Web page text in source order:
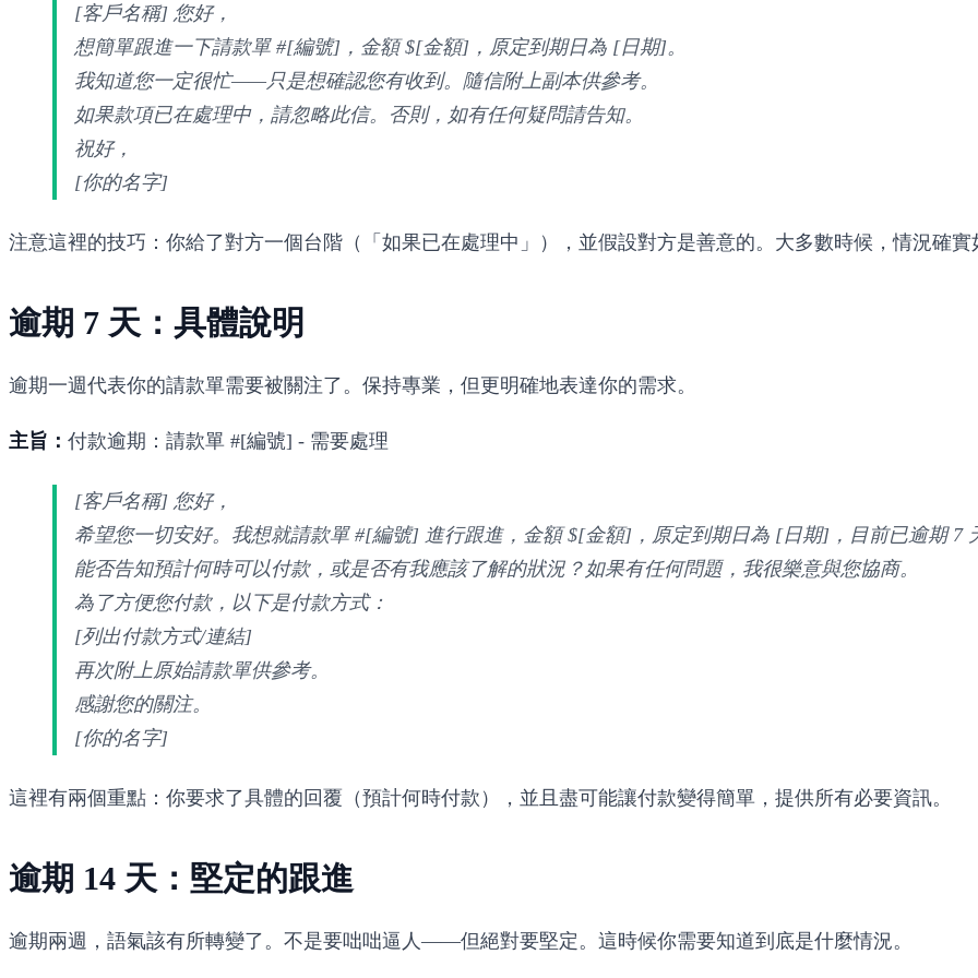
[客戶名稱] 您好，
想簡單跟進一下請款單 #[編號]，金額 $[金額]，原定到期日為 [日期]。
我知道您一定很忙——只是想確認您有收到。隨信附上副本供參考。
如果款項已在處理中，請忽略此信。否則，如有任何疑問請告知。
祝好，
[你的名字]
注意這裡的技巧：你給了對方一個台階（「如果已在處理中」），並假設對方是善意的。大多數時候，情況確實
逾期 7 天：具體說明
逾期一週代表你的請款單需要被關注了。保持專業，但更明確地表達你的需求。
主旨： 付款逾期：請款單 #[編號] - 需要處理
[客戶名稱] 您好，
希望您一切安好。我想就請款單 #[編號] 進行跟進，金額 $[金額]，原定到期日為 [日期]，目前已逾期 7
能否告知預計何時可以付款，或是否有我應該了解的狀況？如果有任何問題，我很樂意與您協商。
為了方便您付款，以下是付款方式：
[列出付款方式/連結]
再次附上原始請款單供參考。
感謝您的關注。
[你的名字]
這裡有兩個重點：你要求了具體的回覆（預計何時付款），並且盡可能讓付款變得簡單，提供所有必要資訊。
逾期 14 天：堅定的跟進
逾期兩週，語氣該有所轉變了。不是要咄咄逼人——但絕對要堅定。這時候你需要知道到底是什麼情況。